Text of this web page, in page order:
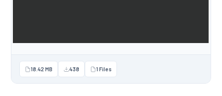
18.42 MB 438 1 Files